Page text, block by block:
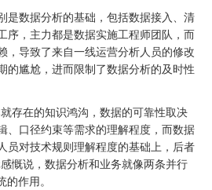
是数据分析的基础，包括数据接入、清
序，主力都是数据实施工程师团队，而
，导致了来自一线运营分析人员的修改
的尴尬，进而限制了数据分析的及时性
存在的知识鸿沟，数据的可靠性取决
、口径约束等需求的理解程度，而数据
员对技术规则理解程度的基础上，后者
慨说，数据分析和业务就像两条并行
作用。